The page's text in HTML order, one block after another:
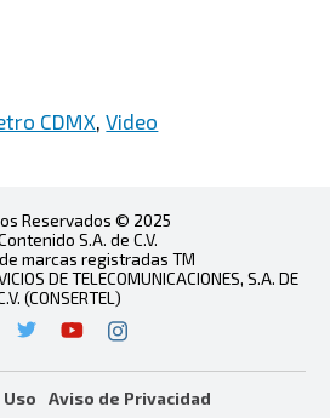
CDMX,Video
Reservados © 2025
S.A. de C.V.
marcas registradas TM
DE TELECOMUNICACIONES, S.A. DE
(CONSERTEL)
Aviso de Privacidad